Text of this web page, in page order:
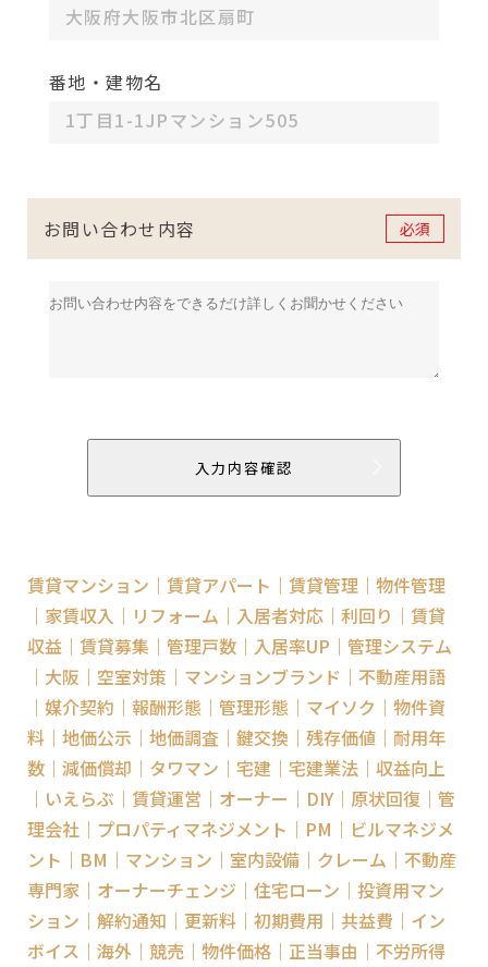
番地・建物名
お問い合わせ内容 必須
賃貸マンション｜賃貸アパート｜賃貸管理｜物件管理
｜家賃収入｜リフォーム｜入居者対応｜利回り｜賃貸
収益｜賃貸募集｜管理戸数｜入居率UP｜管理システム
｜大阪｜空室対策｜マンションブランド｜不動産用語
｜媒介契約｜報酬形態｜管理形態｜マイソク｜物件資
料｜地価公示｜地価調査｜鍵交換｜残存価値｜耐用年
数｜減価償却｜タワマン｜宅建｜宅建業法｜収益向上
｜いえらぶ｜賃貸運営｜オーナー｜DIY｜原状回復｜管
理会社｜プロパティマネジメント｜PM｜ビルマネジメ
ント｜BM｜マンション｜室内設備｜クレーム｜不動産
専門家｜オーナーチェンジ｜住宅ローン｜投資用マン
ション｜解約通知｜更新料｜初期費用｜共益費｜イン
ボイス｜海外｜競売｜物件価格｜正当事由｜不労所得